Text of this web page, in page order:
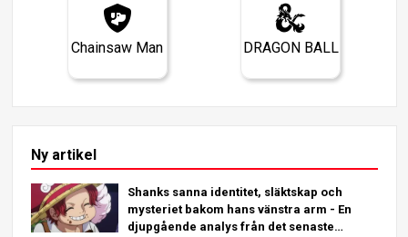
Chainsaw Man DRAGON BALL
Ny artikel
Shanks sanna identitet, släktskap och
mysteriet bakom hans vänstra arm - En
djupgående analys från det senaste